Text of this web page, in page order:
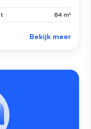
84 m²
Bekijk meer